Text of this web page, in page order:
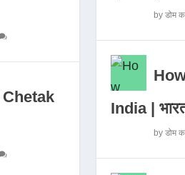
by डोम
India |
by डोम